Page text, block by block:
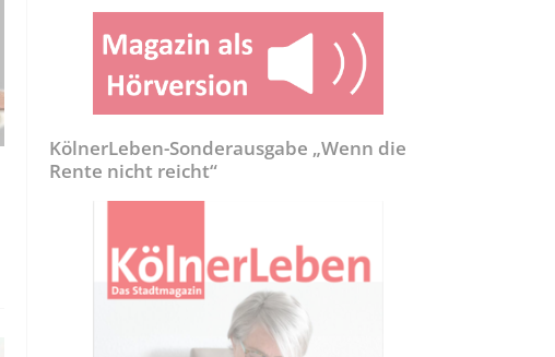
KölnerLeben-Sonderausgabe „Wenn die
Rente nicht reicht“